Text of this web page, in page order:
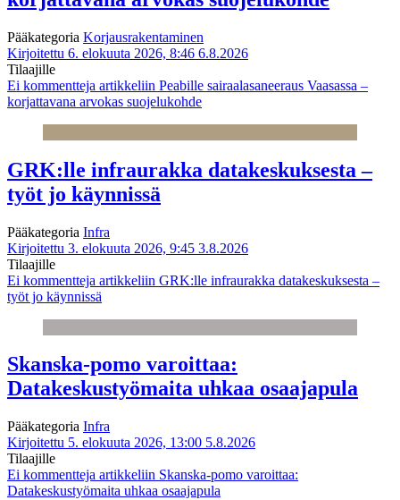
Pääkategoria Korjausrakentaminen
Kirjoitettu 6. elokuuta 2026, 8:46 6.8.2026
Tilaajille
Ei kommentteja artikkeliin Peabille sairaalasaneeraus Vaasassa –
korjattavana arvokas suojelukohde
GRK:lle infraurakka datakeskuksesta –
työt jo käynnissä
Pääkategoria Infra
Kirjoitettu 3. elokuuta 2026, 9:45 3.8.2026
Tilaajille
Ei kommentteja artikkeliin GRK:lle infraurakka datakeskuksesta –
työt jo käynnissä
Skanska-pomo varoittaa:
Datakeskustyömaita uhkaa osaajapula
Pääkategoria Infra
Kirjoitettu 5. elokuuta 2026, 13:00 5.8.2026
Tilaajille
Ei kommentteja artikkeliin Skanska-pomo varoittaa:
Datakeskustyömaita uhkaa osaajapula